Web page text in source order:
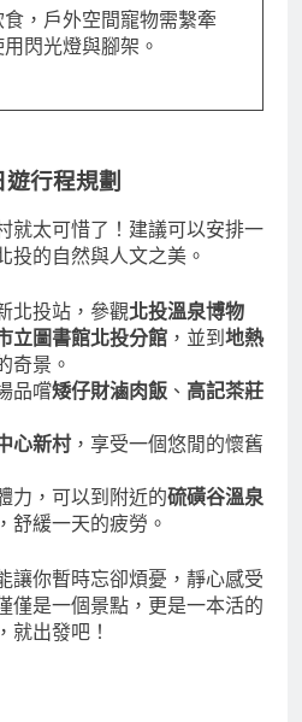
，戶外空間寵物需繫牽
閃光燈與腳架。
就太可惜了！建議可以安排一
北投站，參觀北投溫泉博物
立圖書館北投分館
奇景。
品嚐
力，可以到附近的
讓你暫時忘卻煩憂，靜心感受
僅是一個景點，更是一本活的